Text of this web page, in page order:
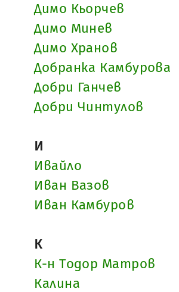
Димо Кьорчев
Димо Минев
Димо Хранов
Добранка Камбурова
Добри Ганчев
Добри Чинтулов
И
Ивайло
Иван Вазов
Иван Камбуров
К
К-н Тодор Матров
Калина